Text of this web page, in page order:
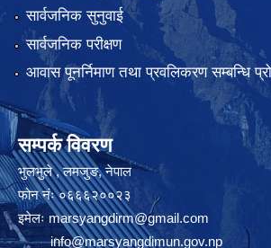
सार्वजनिक सुनुवाई
सार्वजनिक परीक्षण
आवास पूनर्निमाण तथा प्रवलिकरण सम्बन्धि
सम्पर्क विवरण
भुलभुले , लमजुङ, नेपाल
फोन नंः ०६६६२००२३
इमेलः marsyangdirm@gmail.com
info@marsyangdimun.gov.np